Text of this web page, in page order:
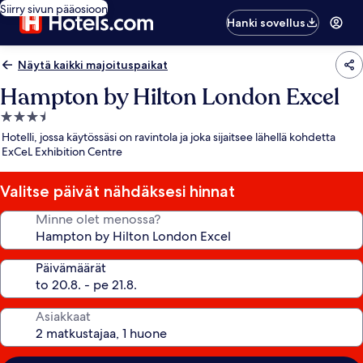
Siirry sivun pääosioon
Hanki sovellus
Näytä kaikki majoituspaikat
Hampton by Hilton London Excel
3.5
tähden
majoituspaikka
Hotelli, jossa käytössäsi on ravintola ja joka sijaitsee lähellä kohdetta
ExCeL Exhibition Centre
Valitse päivät nähdäksesi hinnat
Minne olet menossa?
Päivämäärät
Asiakkaat